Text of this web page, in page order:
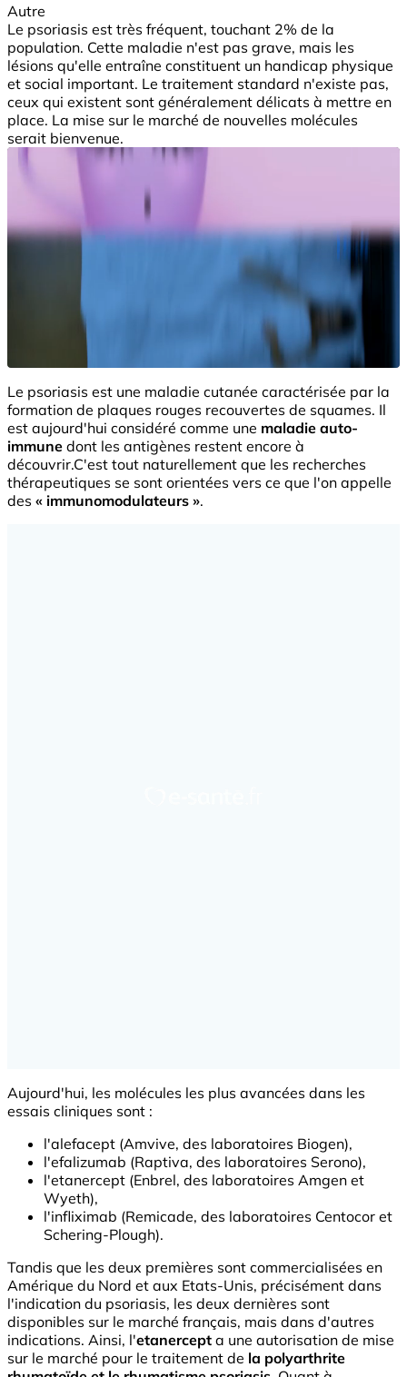
Autre
Le psoriasis est très fréquent, touchant 2% de la
population. Cette maladie n'est pas grave, mais les
lésions qu'elle entraîne constituent un handicap physique
et social important. Le traitement standard n'existe pas,
ceux qui existent sont généralement délicats à mettre en
place. La mise sur le marché de nouvelles molécules
serait bienvenue.
Le psoriasis est une maladie cutanée caractérisée par la
formation de plaques rouges recouvertes de squames. Il
est aujourd'hui considéré comme une maladie auto-
immune dont les antigènes restent encore à
découvrir.C'est tout naturellement que les recherches
thérapeutiques se sont orientées vers ce que l'on appelle
des « immunomodulateurs ».
Aujourd'hui, les molécules les plus avancées dans les
essais cliniques sont :
l'alefacept (Amvive, des laboratoires Biogen),
l'efalizumab (Raptiva, des laboratoires Serono),
l'etanercept (Enbrel, des laboratoires Amgen et
Wyeth),
l'infliximab (Remicade, des laboratoires Centocor et
Schering-Plough).
Tandis que les deux premières sont commercialisées en
Amérique du Nord et aux Etats-Unis, précisément dans
l'indication du psoriasis, les deux dernières sont
disponibles sur le marché français, mais dans d'autres
indications. Ainsi, l'etanercept a une autorisation de mise
sur le marché pour le traitement de la polyarthrite